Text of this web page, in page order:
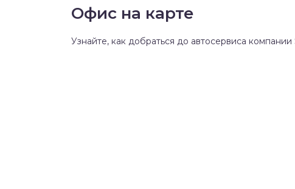
Офис на карте
Узнайте, как добраться до автосервиса